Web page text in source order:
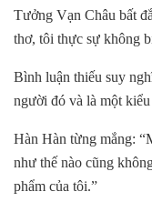
Tưởng Vạn Châu bất
thơ, tôi thực sự không
Bình luận thiếu suy
người đó và là một
Hàn Hàn từng mắng:
như thế nào cũng
phẩm của tôi.”